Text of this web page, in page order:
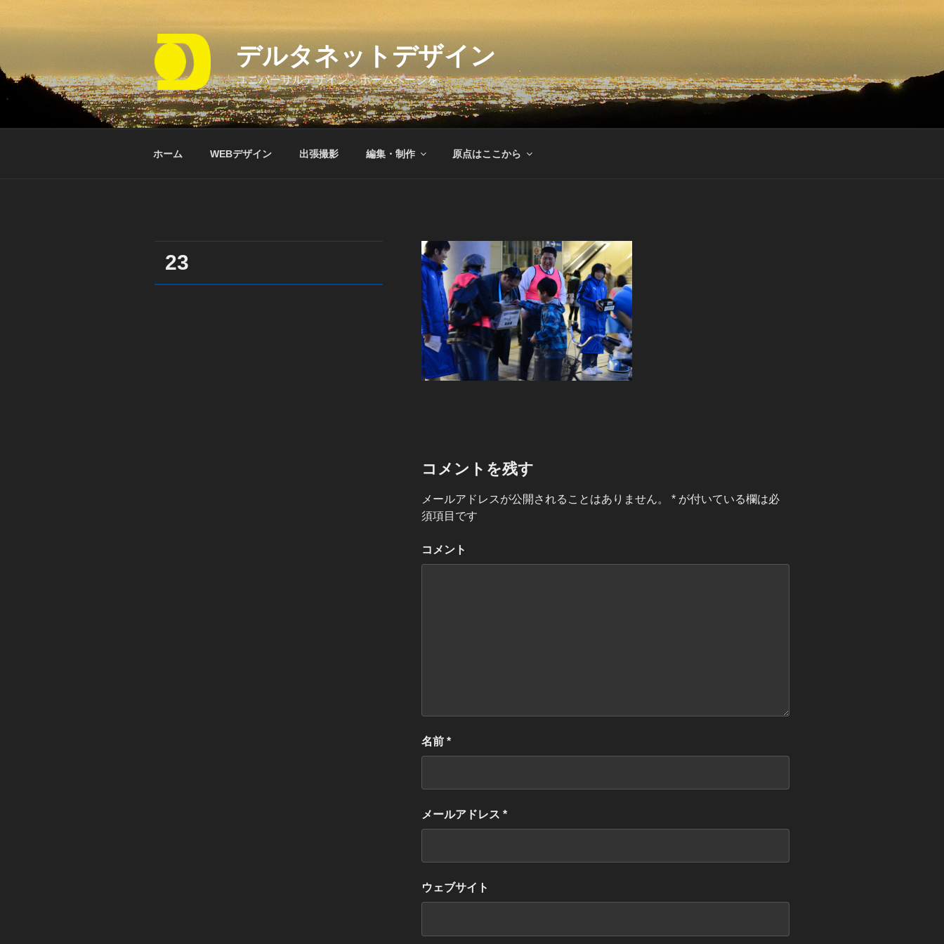
ツ
キ
デルタネットデザイン
ユニバーサルデザイン・ホームページを
ホーム WEBデザイン 出張撮影 編集・制作 原点はここから
23
コメントを残す
メールアドレスが公開されることはありません。 *が付いている欄は必
須項目です
コメント
名前 *
メールアドレス *
ウェブサイト